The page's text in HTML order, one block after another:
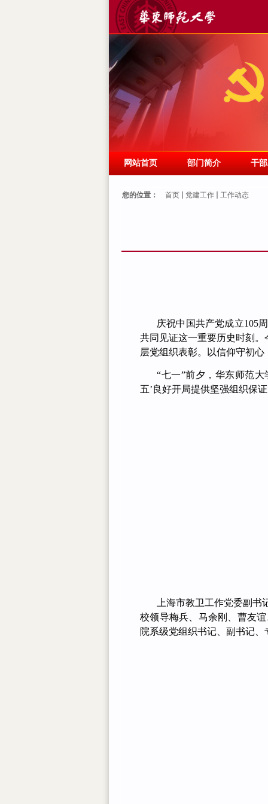
网站首页 部门简介 干
您的位置： 首页 党建工作 工作动态
庆祝中国共产党成立105
共同见证这一重要历史时刻
层党组织表彰。以信仰守初
“七一”前夕，华东师范
五’良好开局提供坚强组织保
上海市教卫工作党委副
校领导梅兵、马余刚、曹友
院系级党组织书记、副书记